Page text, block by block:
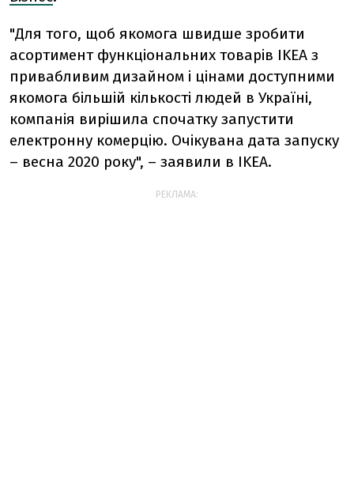
"Для того, щоб якомога швидше зробити
асортимент функціональних товарів IKEA з
привабливим дизайном і цінами доступними
якомога більшій кількості людей в Україні,
компанія вирішила спочатку запустити
електронну комерцію. Очікувана дата запуску
– весна 2020 року", – заявили в IKEA.
РЕКЛАМА: